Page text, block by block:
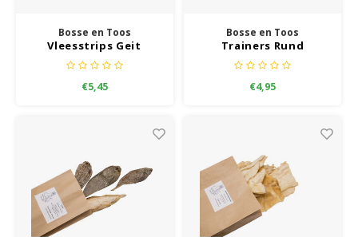
Bosse en Toos
Vleesstrips Geit
€5,45
Bosse en Toos
Trainers Rund
€4,95